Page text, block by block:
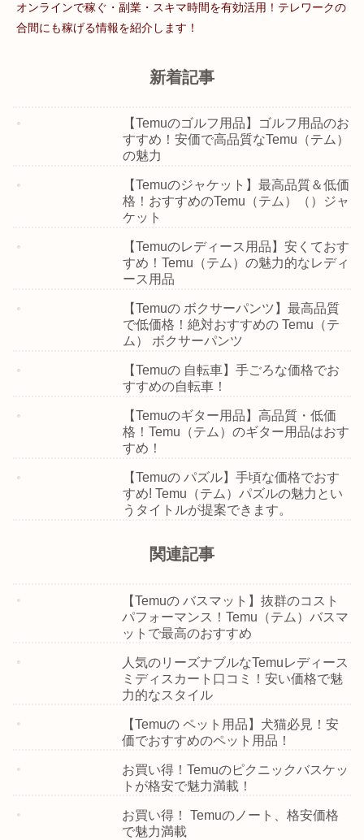
オンラインで稼ぐ・副業・スキマ時間を有効活用！テレワークの
合間にも稼げる情報を紹介します！
新着記事
【Temuのゴルフ用品】ゴルフ用品のお
すすめ！安価で高品質なTemu（テム）
の魅力
【Temuのジャケット】最高品質＆低価
格！おすすめのTemu（テム）（）ジャ
ケット
【Temuのレディース用品】安くておす
すめ！Temu（テム）の魅力的なレディ
ース用品
【Temuの ボクサーパンツ】最高品質
で低価格！絶対おすすめの Temu（テ
ム） ボクサーパンツ
【Temuの 自転車】手ごろな価格でお
すすめの自転車！
【Temuのギター用品】高品質・低価
格！Temu（テム）のギター用品はおす
すめ！
【Temuの パズル】手頃な価格でおす
すめ! Temu（テム）パズルの魅力とい
うタイトルが提案できます。
関連記事
【Temuの バスマット】抜群のコスト
パフォーマンス！Temu（テム）バスマ
ットで最高のおすすめ
人気のリーズナブルなTemuレディース
ミディスカート口コミ！安い価格で魅
力的なスタイル
【Temuの ペット用品】犬猫必見！安
価でおすすめのペット用品！
お買い得！Temuのピクニックバスケッ
トが格安で魅力満載！
お買い得！ Temuのノート、格安価格
で魅力満載